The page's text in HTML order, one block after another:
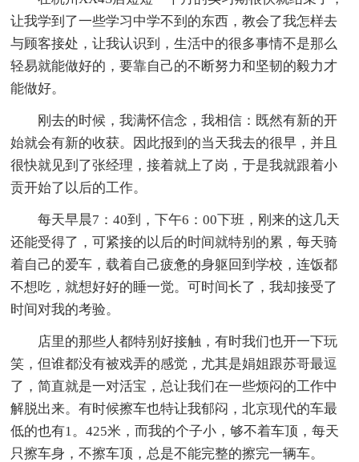
让我学到了一些学习中学不到的东西，教会了我怎样去
与顾客接处，让我认识到，生活中的很多事情不是那么
轻易就能做好的，要靠自己的不断努力和坚韧的毅力才
能做好。
刚去的时候，我满怀信念，我相信：既然有新的开
始就会有新的收获。因此报到的当天我去的很早，并且
很快就见到了张经理，接着就上了岗，于是我就跟着小
贡开始了以后的工作。
每天早晨7：40到，下午6：00下班，刚来的这几天
还能受得了，可紧接的以后的时间就特别的累，每天骑
着自己的爱车，载着自己疲惫的身躯回到学校，连饭都
不想吃，就想好好的睡一觉。可时间长了，我却接受了
时间对我的考验。
店里的那些人都特别好接触，有时我们也开一下玩
笑，但谁都没有被戏弄的感觉，尤其是娟姐跟苏哥最逗
了，简直就是一对活宝，总让我们在一些烦闷的工作中
解脱出来。有时候擦车也特让我郁闷，北京现代的车最
低的也有1。425米，而我的个子小，够不着车顶，每天
只擦车身，不擦车顶，总是不能完整的擦完一辆车。